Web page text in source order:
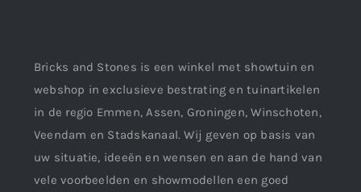
Bricks and Stones is een winkel met showtuin en
webshop in exclusieve bestrating en tuinartikelen
in de regio Emmen, Assen, Groningen, Winschoten,
Veendam en Stadskanaal. Wij geven op basis van
uw situatie, ideeën en wensen en aan de hand van
vele voorbeelden en showmodellen een goed